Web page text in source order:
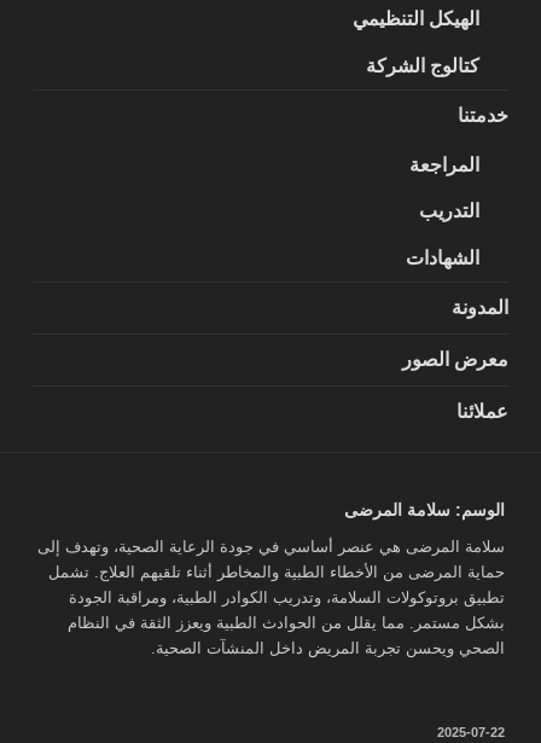
الهيكل التنظيمي
كتالوج الشركة
خدمتنا
المراجعة
التدريب
الشهادات
المدونة
معرض الصور
عملائنا
الوسم: سلامة المرضى
سلامة المرضى هي عنصر أساسي في جودة الرعاية الصحية، وتهدف إلى
حماية المرضى من الأخطاء الطبية والمخاطر أثناء تلقيهم العلاج. تشمل
تطبيق بروتوكولات السلامة، وتدريب الكوادر الطبية، ومراقبة الجودة
بشكل مستمر. مما يقلل من الحوادث الطبية ويعزز الثقة في النظام
الصحي ويحسن تجربة المريض داخل المنشآت الصحية.
نُشر
2025-07-22